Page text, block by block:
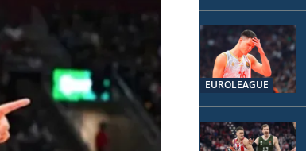
EUROLEAGUE